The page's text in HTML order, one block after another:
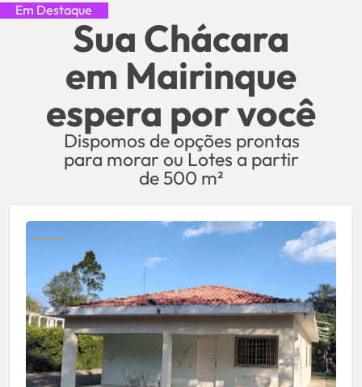
Em Destaque
Sua Chácara
em Mairinque
espera por você
Dispomos de opções prontas
para morar ou Lotes a partir
de 500 m²